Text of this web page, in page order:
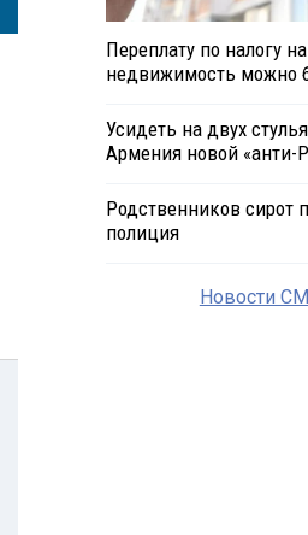
Переплату по налогу на
недвижимость можно
Усидеть на двух
Армения новой «анти-
Родственников сирот
полиция
Новости